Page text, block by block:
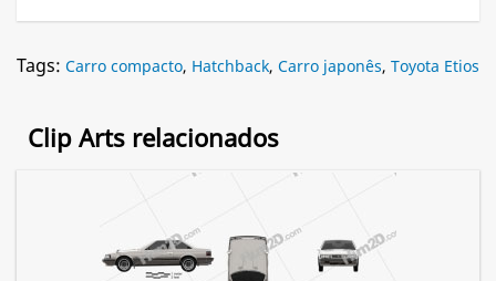
Tags: Carro compacto, Hatchback, Carro japonês, Toyota Etios
Clip Arts relacionados